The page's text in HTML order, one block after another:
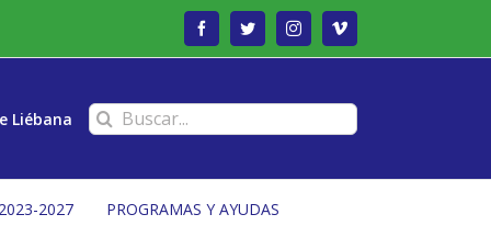
FacebookTwitterInstagramVimeo
Liébana Buscar:
2027 PROGRAMAS Y AYUDAS